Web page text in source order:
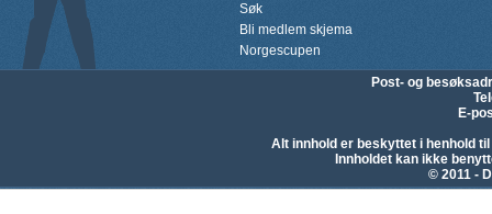
Søk
Bli medlem skjema
Norgescupen
Post- og
E-
Alt innhold er beskyttet i henhold
Innholdet kan ikke
© 2011 -